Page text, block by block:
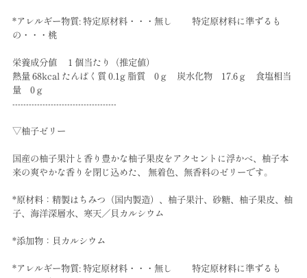
*アレルギー物質: 特定原材料・・・無し 特定原材料に準ずるも
の・・・桃
栄養成分値 １個当たり（推定値）
熱量 68kcal たんぱく質 0.1g 脂質 0ｇ 炭水化物 17.6ｇ 食塩相当
量 0ｇ
--------------------------------------
▽柚子ゼリー
国産の柚子果汁と香り豊かな柚子果皮をアクセントに浮かべ、柚子本
来の爽やかな香りを閉じ込めた、 無着色、無香料のゼリーです。
*原材料：精製はちみつ（国内製造）、柚子果汁、砂糖、柚子果皮、柚
子、海洋深層水、寒天／貝カルシウム
*添加物：貝カルシウム
*アレルギー物質: 特定原材料・・・無し 特定原材料に準ずるも